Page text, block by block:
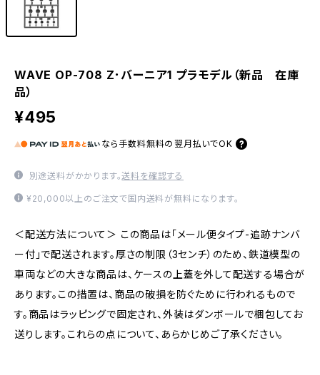
WAVE OP-708 Z･バーニア1 プラモデル（新品 在庫
品）
¥495
なら 手数料無料の 翌月払いでOK
別途送料がかかります。送料を確認する
¥20,000以上のご注文で国内送料が無料になります。
＜配送方法について＞ この商品は「メール便タイプ-追跡ナンバ
ー付」で配送されます。厚さの制限（3センチ）のため、鉄道模型の
車両などの大きな商品は、ケースの上蓋を外して配送する場合が
あります。この措置は、商品の破損を防ぐために行われるもので
す。商品はラッピングで固定され、外装はダンボールで梱包してお
送りします。これらの点について、あらかじめご了承ください。